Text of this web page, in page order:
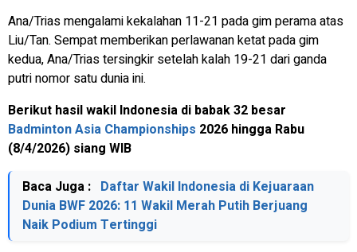
Ana/Trias mengalami kekalahan 11-21 pada gim perama atas
Liu/Tan. Sempat memberikan perlawanan ketat pada gim
kedua, Ana/Trias tersingkir setelah kalah 19-21 dari ganda
putri nomor satu dunia ini.
Berikut hasil wakil Indonesia di babak 32 besar
Badminton Asia Championships 2026 hingga Rabu
(8/4/2026) siang WIB
Baca Juga : Daftar Wakil Indonesia di Kejuaraan
Dunia BWF 2026: 11 Wakil Merah Putih Berjuang
Naik Podium Tertinggi